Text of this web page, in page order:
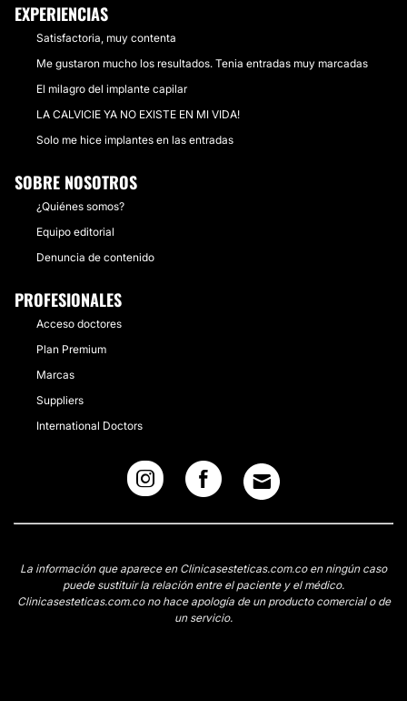
EXPERIENCIAS
Satisfactoria, muy contenta
Me gustaron mucho los resultados. Tenia entradas muy marcadas
El milagro del implante capilar
LA CALVICIE YA NO EXISTE EN MI VIDA!
Solo me hice implantes en las entradas
SOBRE NOSOTROS
¿Quiénes somos?
Equipo editorial
Denuncia de contenido
PROFESIONALES
Acceso doctores
Plan Premium
Marcas
Suppliers
International Doctors
La información que aparece en Clinicasesteticas.com.co en ningún caso
puede sustituir la relación entre el paciente y el médico.
Clinicasesteticas.com.co no hace apología de un producto comercial o de
un servicio.